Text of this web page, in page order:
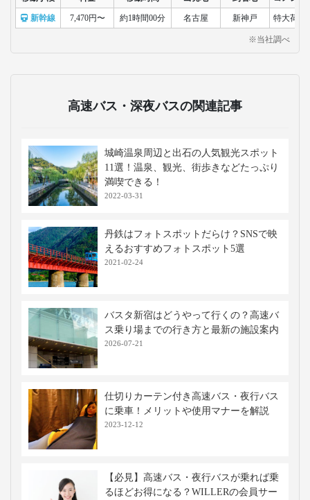
新幹線 7,470円〜 約1時間00分 名古屋 新神戸 特大荷物
※当社調べ
高速バス・深夜バスの関連記事
城崎温泉周辺と出石の人気観光スポット
11選！温泉、観光、街歩きなどたっぷり
満喫できる！
2022-03-31
丹鉄はフォトスポットだらけ？SNSで映
えるおすすめフォトスポット5選
2021-02-24
バスタ新宿はどうやって行くの？高速バ
ス乗り場までの行き方と最新の施設案内
2026-07-21
仕切りカーテン付き高速バス・夜行バス
に乗車！メリットや使用マナーを解説
2023-12-12
【必見】高速バス・夜行バスが乗れば乗
るほどお得になる？WILLERの会員サー